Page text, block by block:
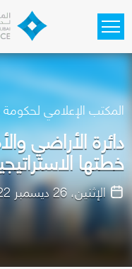
المكتب الإعلامي
دائرة الأراضي
خطتها
الإثنين، 26 ديسمبر 2022 12:00 ص